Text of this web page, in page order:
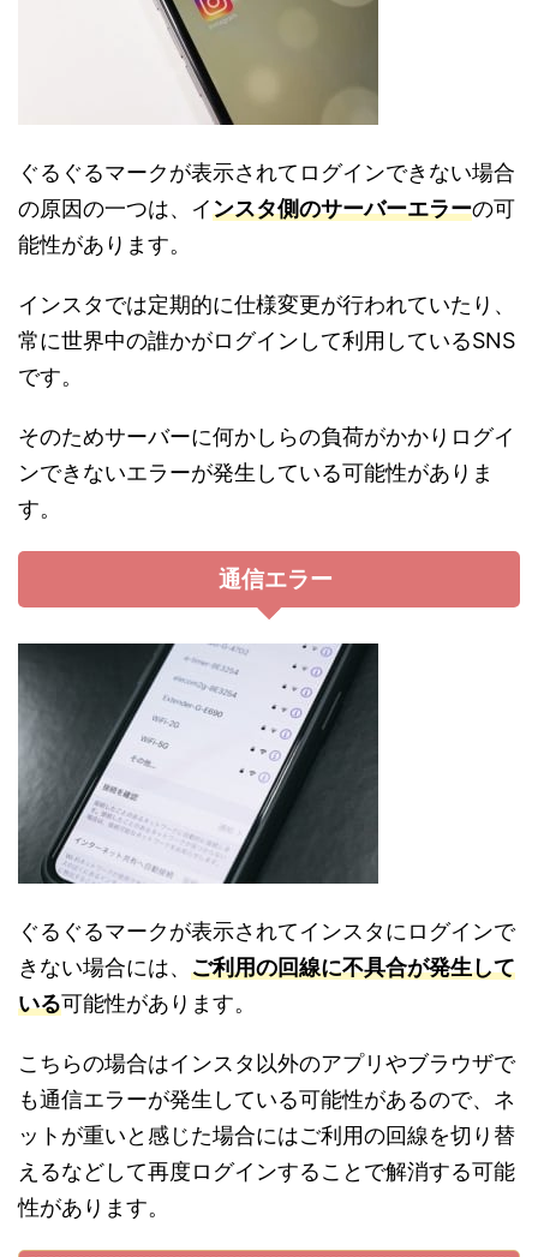
ぐるぐるマークが表示されてログインできない場合
の原因の一つは、インスタ側のサーバーエラーの可
能性があります。
インスタでは定期的に仕様変更が行われていたり、
常に世界中の誰かがログインして利用しているSNS
です。
そのためサーバーに何かしらの負荷がかかりログイ
ンできないエラーが発生している可能性がありま
す。
通信エラー
ぐるぐるマークが表示されてインスタにログインで
きない場合には、 ご利用の回線に不具合が発生して
いる可能性があります。
こちらの場合はインスタ以外のアプリやブラウザで
も通信エラーが発生している可能性があるので、ネ
ットが重いと感じた場合にはご利用の回線を切り替
えるなどして再度ログインすることで解消する可能
性があります。